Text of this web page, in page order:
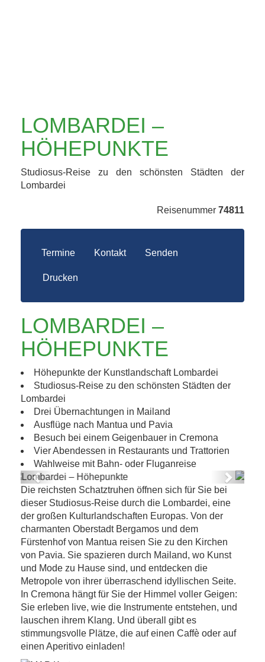
LOMBARDEI –
HÖHEPUNKTE
Studiosus-Reise zu den schönsten Städten der
Lombardei
Reisenummer 74811
Termine Kontakt Senden
Drucken
LOMBARDEI –
HÖHEPUNKTE
Höhepunkte der Kunstlandschaft Lombardei
Studiosus-Reise zu den schönsten Städten der
Lombardei
Drei Übernachtungen in Mailand
Ausflüge nach Mantua und Pavia
Besuch bei einem Geigenbauer in Cremona
Vier Abendessen in Restaurants und Trattorien
Wahlweise mit Bahn- oder Fluganreise
Lombardei – Höhepunkte
Previous Next
Die reichsten Schatztruhen öffnen sich für Sie bei
dieser Studiosus-Reise durch die Lombardei, eine
der großen Kulturlandschaften Europas. Von der
charmanten Oberstadt Bergamos und dem
Fürstenhof von Mantua reisen Sie zu den Kirchen
von Pavia. Sie spazieren durch Mailand, wo Kunst
und Mode zu Hause sind, und entdecken die
Metropole von ihrer überraschend idyllischen Seite.
In Cremona hängt für Sie der Himmel voller Geigen:
Sie erleben live, wie die Instrumente entstehen, und
lauschen ihrem Klang. Und überall gibt es
stimmungsvolle Plätze, die auf einen Caffè oder auf
einen Aperitivo einladen!